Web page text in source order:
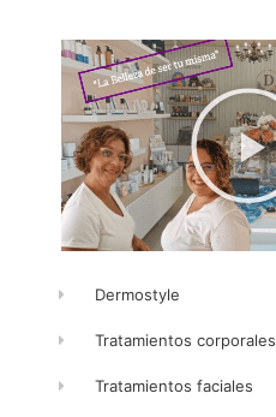
Dermostyle
Tratamientos corporales
Tratamientos faciales